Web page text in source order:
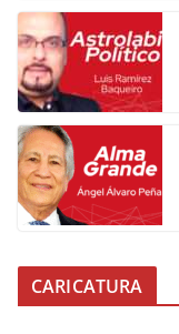
CARICATURA